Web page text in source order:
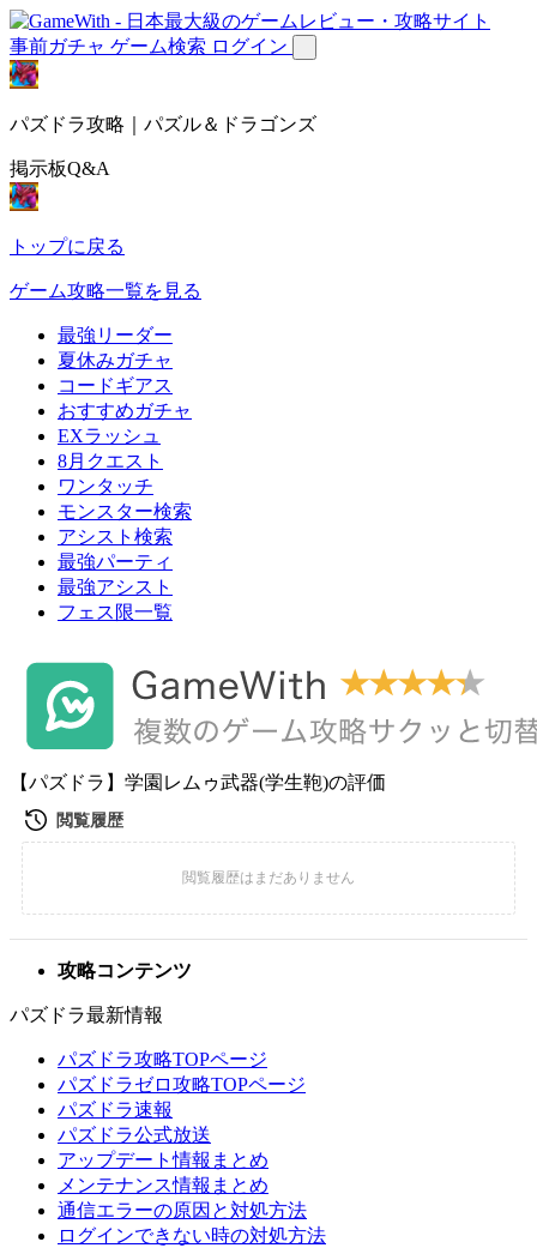
事前ガチャ ゲーム検索 ログイン
パズドラ攻略｜パズル＆ドラゴンズ
掲示板Q&A
トップに戻る
ゲーム攻略一覧を見る
最強リーダー
夏休みガチャ
コードギアス
おすすめガチャ
EXラッシュ
8月クエスト
ワンタッチ
モンスター検索
アシスト検索
最強パーティ
最強アシスト
フェス限一覧
【パズドラ】学園レムゥ武器(学生鞄)の評価
攻略コンテンツ
パズドラ最新情報
パズドラ攻略TOPページ
パズドラゼロ攻略TOPページ
パズドラ速報
パズドラ公式放送
アップデート情報まとめ
メンテナンス情報まとめ
通信エラーの原因と対処方法
ログインできない時の対処方法